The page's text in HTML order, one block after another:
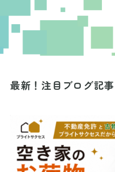
最新！注目ブログ記事